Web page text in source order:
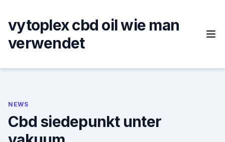
content
vytoplex cbd oil wie man
verwendet
NEWS
Cbd siedepunkt unter